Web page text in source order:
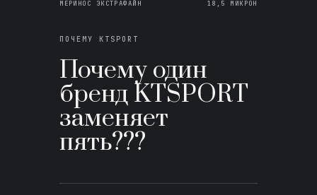
МЕРИНОС ЭКСТРАФАЙН 18,5 МИКРОН
ПОЧЕМУ KTSPORT
Почему один
бренд KTSPORT
заменяет
пять???